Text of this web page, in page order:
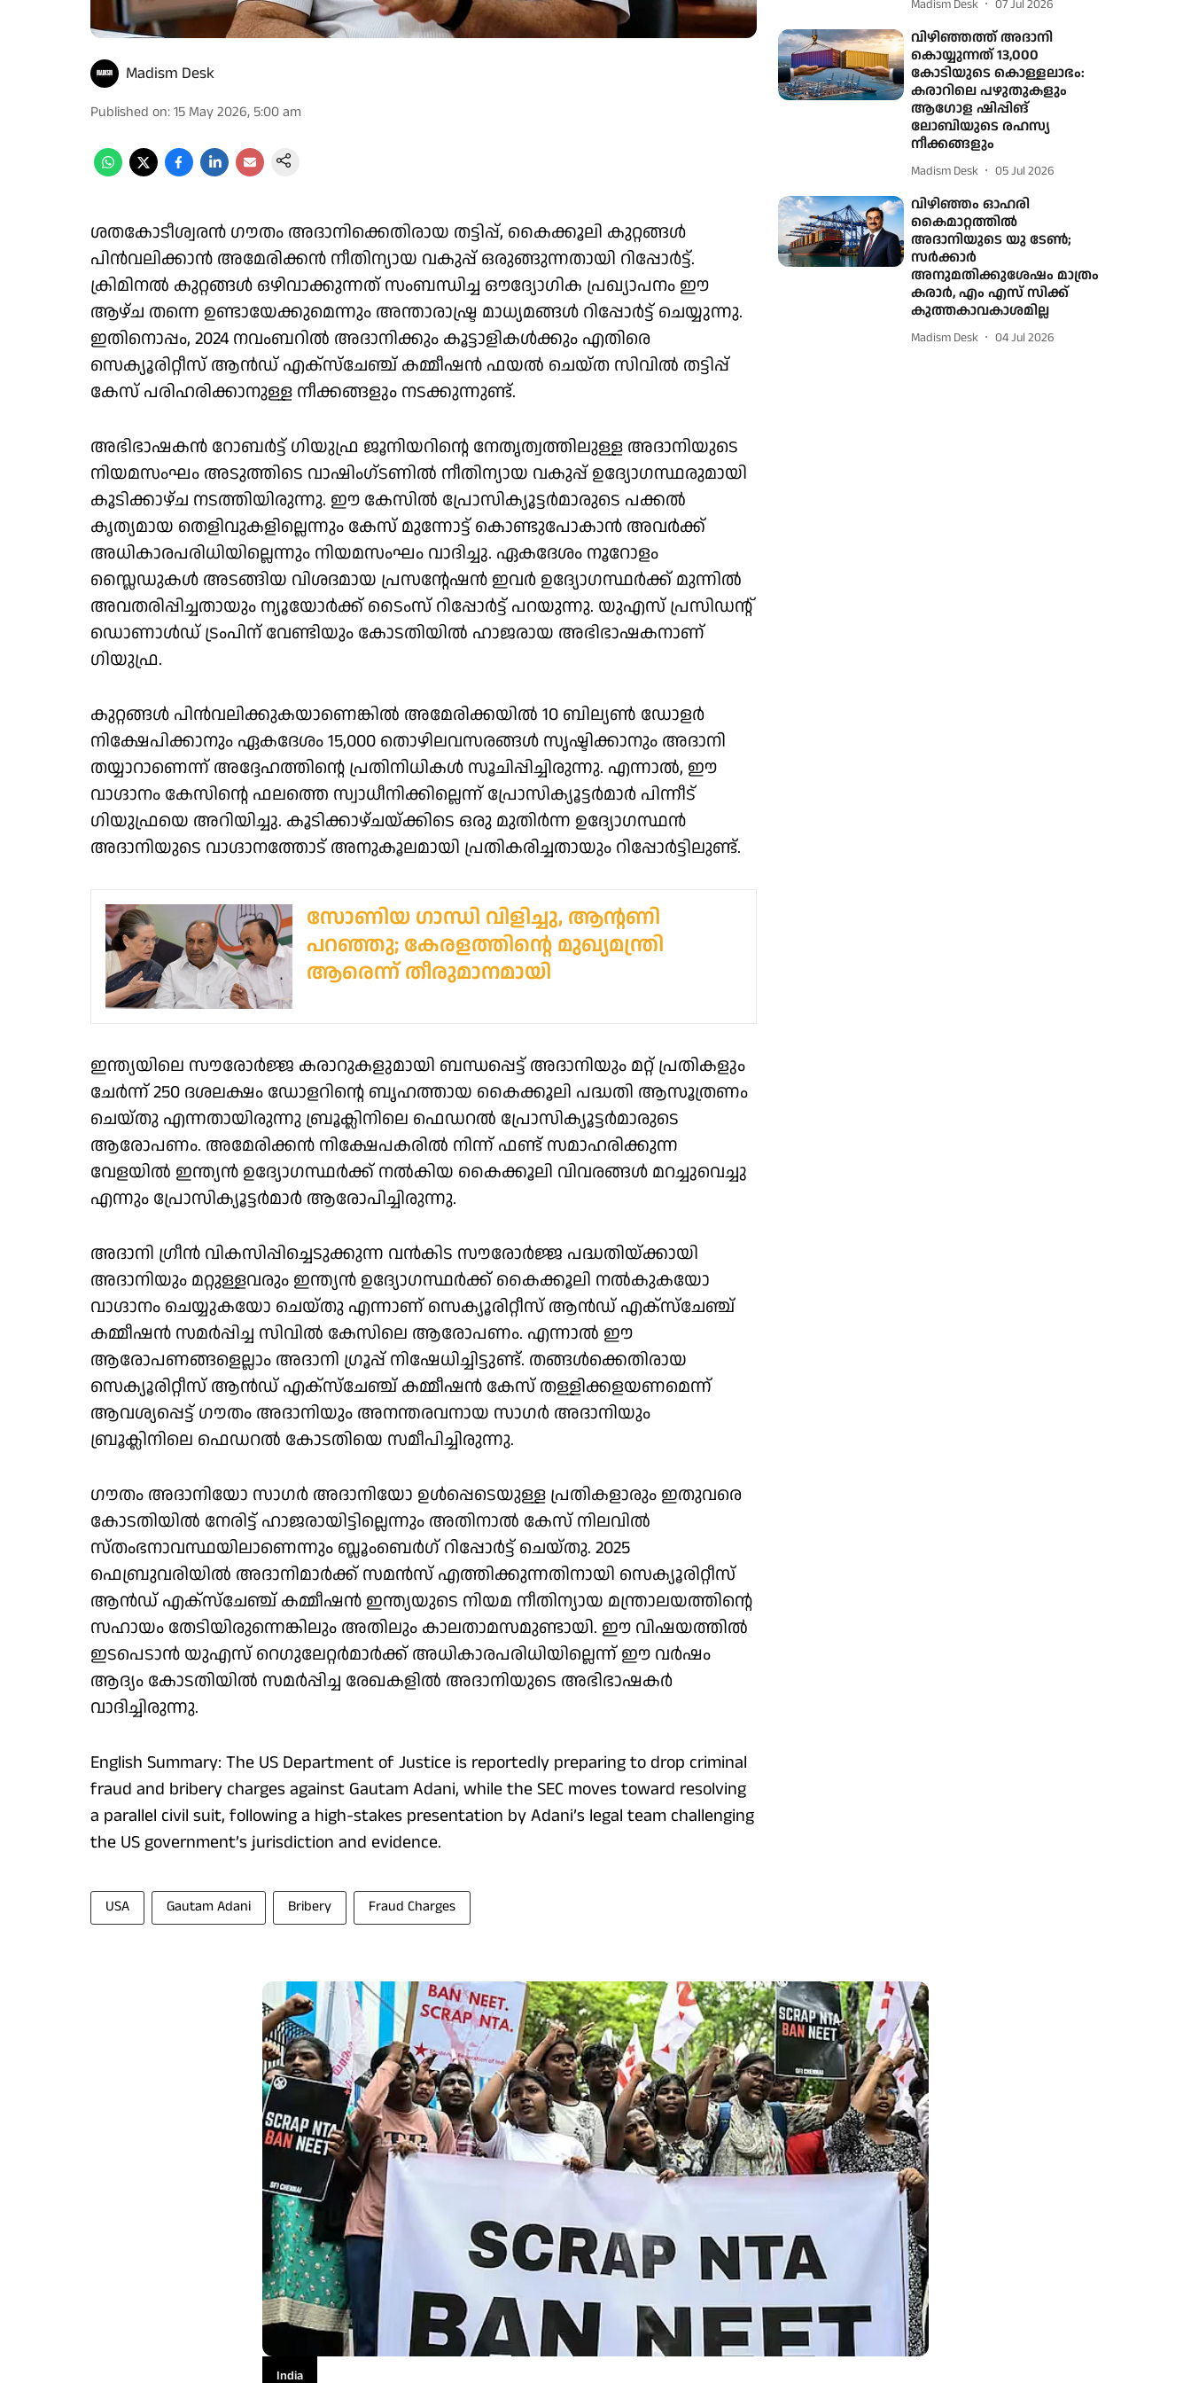
Madism Desk
Published on:15 May 2026, 5:00 am
ശതകോടീശ്വരന്‍ ഗൗതം അദാനിക്കെതിരായ തട്ടിപ്പ്, കൈക്കൂലി കുറ്റങ്ങള്‍
പിന്‍വലിക്കാന്‍ അമേരിക്കന്‍ നീതിന്യായ വകുപ്പ് ഒരുങ്ങുന്നതായി റിപ്പോര്‍ട്ട്.
ക്രിമിനല്‍ കുറ്റങ്ങള്‍ ഒഴിവാക്കുന്നത് സംബന്ധിച്ച ഔദ്യോഗിക പ്രഖ്യാപനം ഈ
ആഴ്ച തന്നെ ഉണ്ടായേക്കുമെന്നും അന്താരാഷ്ട്ര മാധ്യമങ്ങള്‍ റിപ്പോര്‍ട്ട് ചെയ്യുന്നു.
ഇതിനൊപ്പം, 2024 നവംബറില്‍ അദാനിക്കും കൂട്ടാളികള്‍ക്കും എതിരെ
സെക്യൂരിറ്റീസ് ആന്‍ഡ് എക്‌സ്‌ചേഞ്ച് കമ്മീഷന്‍ ഫയല്‍ ചെയ്ത സിവില്‍ തട്ടിപ്പ്
കേസ് പരിഹരിക്കാനുള്ള നീക്കങ്ങളും നടക്കുന്നുണ്ട്.
അഭിഭാഷകന്‍ റോബര്‍ട്ട് ഗിയുഫ്ര ജൂനിയറിന്റെ നേതൃത്വത്തിലുള്ള അദാനിയുടെ
നിയമസംഘം അടുത്തിടെ വാഷിംഗ്ടണില്‍ നീതിന്യായ വകുപ്പ് ഉദ്യോഗസ്ഥരുമായി
കൂടിക്കാഴ്ച നടത്തിയിരുന്നു. ഈ കേസില്‍ പ്രോസിക്യൂട്ടര്‍മാരുടെ പക്കല്‍
കൃത്യമായ തെളിവുകളില്ലെന്നും കേസ് മുന്നോട്ട് കൊണ്ടുപോകാന്‍ അവര്‍ക്ക്
അധികാരപരിധിയില്ലെന്നും നിയമസംഘം വാദിച്ചു. ഏകദേശം നൂറോളം
സ്ലൈഡുകള്‍ അടങ്ങിയ വിശദമായ പ്രസന്റേഷന്‍ ഇവര്‍ ഉദ്യോഗസ്ഥര്‍ക്ക് മുന്നില്‍
അവതരിപ്പിച്ചതായും ന്യൂയോര്‍ക്ക് ടൈംസ് റിപ്പോര്‍ട്ട് പറയുന്നു. യുഎസ് പ്രസിഡന്റ്
ഡൊണാള്‍ഡ് ട്രംപിന് വേണ്ടിയും കോടതിയില്‍ ഹാജരായ അഭിഭാഷകനാണ്
ഗിയുഫ്ര.
കുറ്റങ്ങള്‍ പിന്‍വലിക്കുകയാണെങ്കില്‍ അമേരിക്കയില്‍ 10 ബില്യണ്‍ ഡോളര്‍
നിക്ഷേപിക്കാനും ഏകദേശം 15,000 തൊഴിലവസരങ്ങള്‍ സൃഷ്ടിക്കാനും അദാനി
തയ്യാറാണെന്ന് അദ്ദേഹത്തിന്റെ പ്രതിനിധികള്‍ സൂചിപ്പിച്ചിരുന്നു. എന്നാല്‍, ഈ
വാഗ്ദാനം കേസിന്റെ ഫലത്തെ സ്വാധീനിക്കില്ലെന്ന് പ്രോസിക്യൂട്ടര്‍മാര്‍ പിന്നീട്
ഗിയുഫ്രയെ അറിയിച്ചു. കൂടിക്കാഴ്ചയ്ക്കിടെ ഒരു മുതിര്‍ന്ന ഉദ്യോഗസ്ഥന്‍
അദാനിയുടെ വാഗ്ദാനത്തോട് അനുകൂലമായി പ്രതികരിച്ചതായും റിപ്പോര്‍ട്ടിലുണ്ട്.
സോണിയ ഗാന്ധി വിളിച്ചു, ആന്റണി
പറഞ്ഞു; കേരളത്തിന്റെ മുഖ്യമന്ത്രി
ആരെന്ന് തീരുമാനമായി
ഇന്ത്യയിലെ സൗരോര്‍ജ്ജ കരാറുകളുമായി ബന്ധപ്പെട്ട് അദാനിയും മറ്റ് പ്രതികളും
ചേര്‍ന്ന് 250 ദശലക്ഷം ഡോളറിന്റെ ബൃഹത്തായ കൈക്കൂലി പദ്ധതി ആസൂത്രണം
ചെയ്തു എന്നതായിരുന്നു ബ്രൂക്ലിനിലെ ഫെഡറല്‍ പ്രോസിക്യൂട്ടര്‍മാരുടെ
ആരോപണം. അമേരിക്കന്‍ നിക്ഷേപകരില്‍ നിന്ന് ഫണ്ട് സമാഹരിക്കുന്ന
വേളയില്‍ ഇന്ത്യന്‍ ഉദ്യോഗസ്ഥര്‍ക്ക് നല്‍കിയ കൈക്കൂലി വിവരങ്ങള്‍ മറച്ചുവെച്ചു
എന്നും പ്രോസിക്യൂട്ടര്‍മാര്‍ ആരോപിച്ചിരുന്നു.
അദാനി ഗ്രീന്‍ വികസിപ്പിച്ചെടുക്കുന്ന വന്‍കിട സൗരോര്‍ജ്ജ പദ്ധതിയ്ക്കായി
അദാനിയും മറ്റുള്ളവരും ഇന്ത്യന്‍ ഉദ്യോഗസ്ഥര്‍ക്ക് കൈക്കൂലി നല്‍കുകയോ
വാഗ്ദാനം ചെയ്യുകയോ ചെയ്തു എന്നാണ് സെക്യൂരിറ്റീസ് ആന്‍ഡ് എക്‌സ്‌ചേഞ്ച്
കമ്മീഷന്‍ സമര്‍പ്പിച്ച സിവില്‍ കേസിലെ ആരോപണം. എന്നാല്‍ ഈ
ആരോപണങ്ങളെല്ലാം അദാനി ഗ്രൂപ്പ് നിഷേധിച്ചിട്ടുണ്ട്. തങ്ങള്‍ക്കെതിരായ
സെക്യൂരിറ്റീസ് ആന്‍ഡ് എക്‌സ്‌ചേഞ്ച് കമ്മീഷന്‍ കേസ് തള്ളിക്കളയണമെന്ന്
ആവശ്യപ്പെട്ട് ഗൗതം അദാനിയും അനന്തരവനായ സാഗര്‍ അദാനിയും
ബ്രൂക്ലിനിലെ ഫെഡറല്‍ കോടതിയെ സമീപിച്ചിരുന്നു.
ഗൗതം അദാനിയോ സാഗര്‍ അദാനിയോ ഉള്‍പ്പെടെയുള്ള പ്രതികളാരും ഇതുവരെ
കോടതിയില്‍ നേരിട്ട് ഹാജരായിട്ടില്ലെന്നും അതിനാല്‍ കേസ് നിലവില്‍
സ്തംഭനാവസ്ഥയിലാണെന്നും ബ്ലൂംബെര്‍ഗ് റിപ്പോര്‍ട്ട് ചെയ്തു. 2025
ഫെബ്രുവരിയില്‍ അദാനിമാര്‍ക്ക് സമന്‍സ് എത്തിക്കുന്നതിനായി സെക്യൂരിറ്റീസ്
ആന്‍ഡ് എക്‌സ്‌ചേഞ്ച് കമ്മീഷന്‍ ഇന്ത്യയുടെ നിയമ നീതിന്യായ മന്ത്രാലയത്തിന്റെ
സഹായം തേടിയിരുന്നെങ്കിലും അതിലും കാലതാമസമുണ്ടായി. ഈ വിഷയത്തില്‍
ഇടപെടാന്‍ യുഎസ് റെഗുലേറ്റര്‍മാര്‍ക്ക് അധികാരപരിധിയില്ലെന്ന് ഈ വര്‍ഷം
ആദ്യം കോടതിയില്‍ സമര്‍പ്പിച്ച രേഖകളില്‍ അദാനിയുടെ അഭിഭാഷകര്‍
വാദിച്ചിരുന്നു.
English Summary: The US Department of Justice is reportedly preparing to drop criminal
fraud and bribery charges against Gautam Adani, while the SEC moves toward resolving
a parallel civil suit, following a high-stakes presentation by Adani’s legal team challenging
the US government’s jurisdiction and evidence.
USA Gautam Adani Bribery Fraud Charges
Madism Desk 07 Jul 2026
വിഴിഞ്ഞത്ത് അദാനി
കൊയ്യുന്നത് 13,000
കോടിയുടെ കൊള്ളലാഭം:
കരാറിലെ പഴുതുകളും
ആഗോള ഷിപ്പിങ്
ലോബിയുടെ രഹസ്യ
നീക്കങ്ങളും
Madism Desk 05 Jul 2026
വിഴിഞ്ഞം ഓഹരി
കൈമാറ്റത്തിൽ
അദാനിയുടെ യു ടേൺ;
സർക്കാർ
അനുമതിക്കുശേഷം മാത്രം
കരാർ, എം എസ് സിക്ക്
കുത്തകാവകാശമില്ല
Madism Desk 04 Jul 2026
India